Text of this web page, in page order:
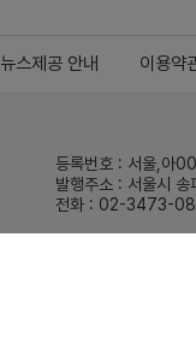
뉴스제공 안내 이용약
등록번호 : 서울,아
발행주소 : 서울시
전화 : 02-3473-